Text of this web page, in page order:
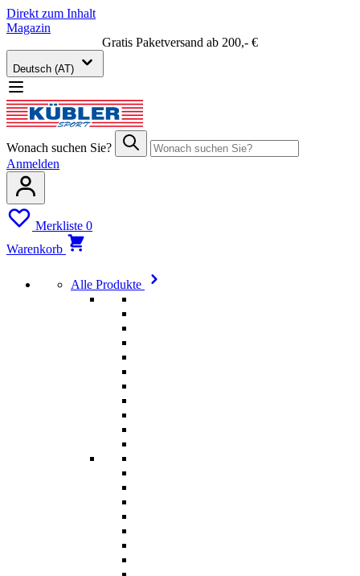
Direkt zum Inhalt
Magazin
Gratis Paketversand ab 200,- €
Deutsch (AT)
Wonach suchen Sie?
Anmelden
Merkliste 0
Warenkorb
Alle Produkte